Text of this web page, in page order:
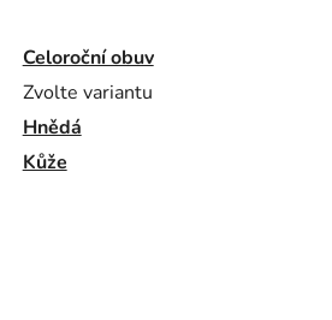
Celoroční obuv
Zvolte variantu
Hnědá
Kůže